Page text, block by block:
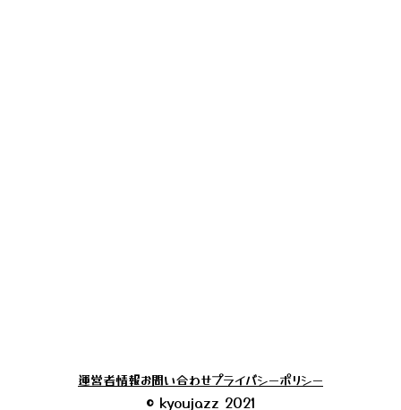
運営者情報お問い合わせプライバシーポリシー
© kyoujazz 2021